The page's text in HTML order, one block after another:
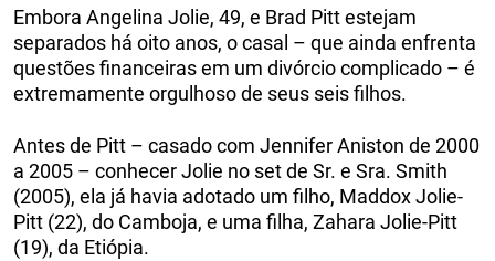
Embora Angelina Jolie, 49, e Brad Pitt estejam
separados há oito anos, o casal – que ainda enfrenta
questões financeiras em um divórcio complicado – é
extremamente orgulhoso de seus seis filhos.
Antes de Pitt – casado com Jennifer Aniston de 2000
a 2005 – conhecer Jolie no set de Sr. e Sra. Smith
(2005), ela já havia adotado um filho, Maddox Jolie-
Pitt (22), do Camboja, e uma filha, Zahara Jolie-Pitt
(19), da Etiópia.